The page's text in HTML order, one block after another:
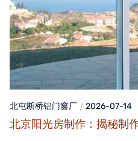
北屯断桥铝门窗厂 2026-07-14
北京阳光房制作：揭秘制